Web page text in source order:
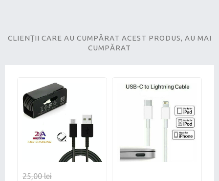
CLIENȚII CARE AU CUMPĂRAT ACEST PRODUS, AU MAI
CUMPĂRAT
25,00 lei